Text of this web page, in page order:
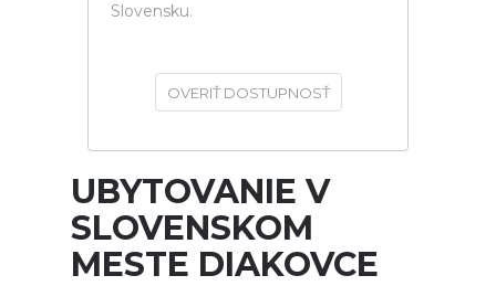
Slovensku.
OVERIŤ DOSTUPNOSŤ
UBYTOVANIE V
SLOVENSKOM
MESTE DIAKOVCE